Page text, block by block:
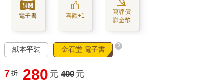
電子書 喜歡+1
寫評價
賺金幣
紙本平裝 金石堂 電子書 ?
7 折 280 元 400 元